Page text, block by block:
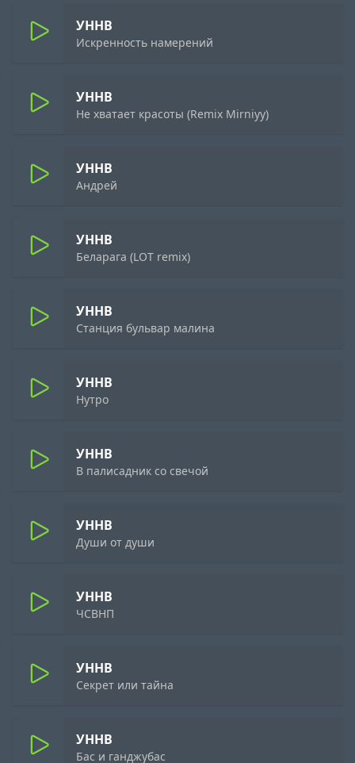
УННВ
Искренность намерений
УННВ
Не хватает красоты (Remix Mirniyy)
УННВ
Андрей
УННВ
Беларага (LOT remix)
УННВ
Станция бульвар малина
УННВ
Нутро
УННВ
В палисадник со свечой
УННВ
Души от души
УННВ
ЧСВНП
УННВ
Секрет или тайна
УННВ
Бас и ганджубас